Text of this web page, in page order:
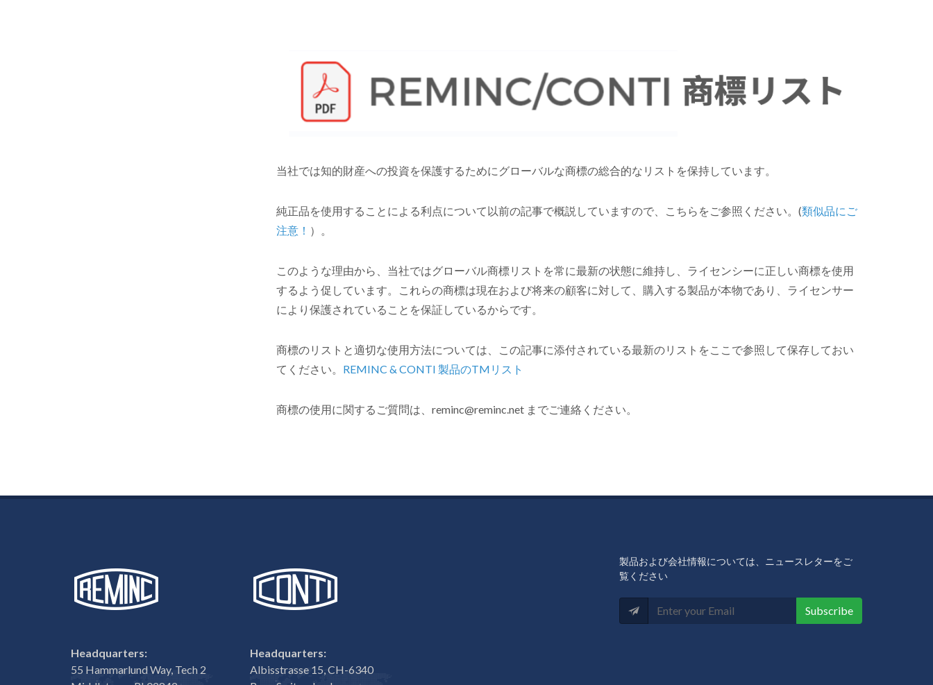
当社では知的財産への投資を保護するためにグローバルな商標の総合的なリストを保持しています。
純正品を使用することによる利点について以前の記事で概説していますので、こちらをご参照ください。(類似品にご
注意！ ）。
このような理由から、当社ではグローバル商標リストを常に最新の状態に維持し、ライセンシーに正しい商標を使用
するよう促しています。これらの商標は現在および将来の顧客に対して、購入する製品が本物であり、ライセンサー
により保護されていることを保証しているからです。
商標のリストと適切な使用方法については、この記事に添付されている最新のリストをここで参照して保存しておい
てください。 REMINC & CONTI 製品のTMリスト
商標の使用に関するご質問は、reminc@reminc.net までご連絡ください。
Headquarters:
55 Hammarlund Way, Tech 2
Headquarters:
Albisstrasse 15, CH-6340
製品および会社情報については、ニュースレターをご
覧ください
Subscribe